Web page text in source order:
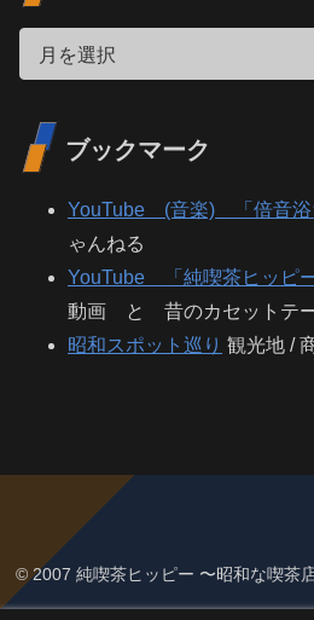
ブックマーク
YouTube (音楽) 「倍音浴
ゃんねる
YouTube 「純喫茶ヒッピー
動画 と 昔のカセットテ
昭和スポット巡り 観光地 /
© 2007 純喫茶ヒッピー 〜昭和な喫茶